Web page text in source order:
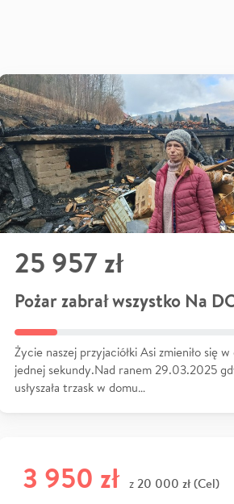
25 957 zł
Pożar zabrał wszystko Na
Życie naszej przyjaciółki Asi zmieniło się w
jednej sekundy.Nad ranem 29.03.2025
usłyszała trzask w domu…
3 950 zł z 20 000 zł (Cel)